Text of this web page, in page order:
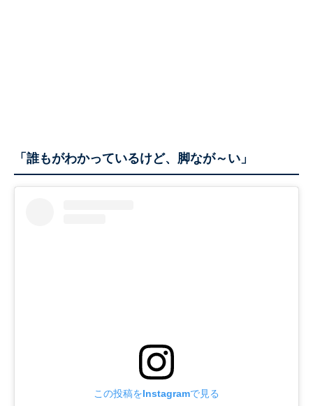
「誰もがわかっているけど、脚なが～い」
この投稿をInstagramで見る